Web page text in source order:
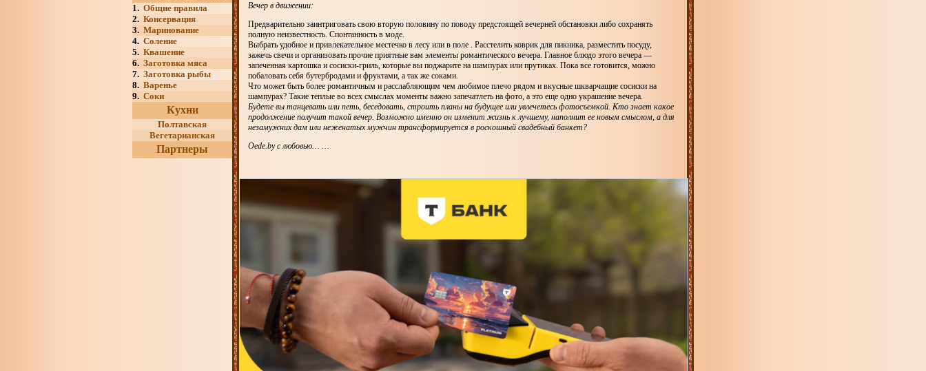
1. Общие правила
2. Консервация
3. Маринование
4. Соление
5. Квашение
6. Заготовка мяса
7. Заготовка рыбы
8. Варенье
9. Соки
Кухни
Полтавская
Вегетарианская
Партнеры
Вечер в движении:
Предварительно заинтриговать свою вторую половину по поводу предстоящей вечерней обстановки либо сохранять
полную неизвестность. Спонтанность в моде.
Выбрать удобное и привлекательное местечко в лесу или в поле . Расстелить коврик для пикника, разместить посуду,
зажечь свечи и организовать прочие приятные вам элементы романтического вечера. Главное блюдо этого вечера —
запеченная картошка и сосиски-гриль, которые вы поджарите на шампурах или прутиках. Пока все готовится, можно
побаловать себя бутербродами и фруктами, а так же соками.
Что может быть более романтичным и расслабляющим чем любимое плечо рядом и вкусные шкварчащие сосиски на
шампурах? Такие теплые во всех смыслах моменты важно запечатлеть на фото, а это еще одно украшение вечера.
Будете вы танцевать или петь, беседовать, строить планы на будущее или увлечетесь фотосъемкой. Кто знает какое
продолжение получит такой вечер. Возможно именно он изменит жизнь к лучшему, наполнит ее новым смыслом, а для
незамужних дам или неженатых мужчин трансформируется в роскошный свадебный банкет?
Oede.by c любовью… …